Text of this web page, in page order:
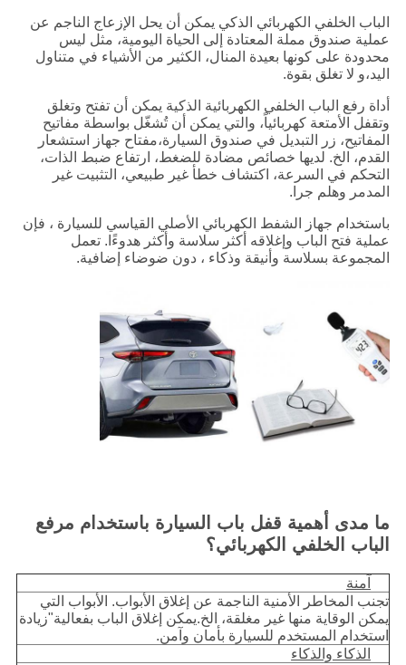
الباب الخلفي الكهربائي الذكي يمكن أن يحل الإزعاج الناجم عن
عملية صندوق مملة المعتادة إلى الحياة اليومية، مثل ليس
محدودة على كونها بعيدة المنال، الكثير من الأشياء في متناول
اليد،و لا تغلق بقوة.
أداة رفع الباب الخلفي الكهربائية الذكية يمكن أن تفتح وتغلق
وتقفل الأمتعة كهربائياً، والتي يمكن أن تُشغّل بواسطة مفاتيح
المفاتيح، زر التبديل في صندوق السيارة،مفتاح جهاز استشعار
القدم، الخ. لديها خصائص مضادة للضغط، ارتفاع ضبط الذات،
التحكم في السرعة، اكتشاف خطأ غير طبيعي، التثبيت غير
المدمر وهلم جرا.
باستخدام جهاز الشفط الكهربائي الأصلي القياسي للسيارة ، فإن
عملية فتح الباب وإغلاقه أكثر سلاسة وأكثر هدوءًا. تعمل
المجموعة بسلاسة وأنيقة وذكاء ، دون ضوضاء إضافية.
ما مدى أهمية قفل باب السيارة باستخدام مرفع
الباب الخلفي الكهربائي؟
آمنة
تجنب المخاطر الأمنية الناجمة عن إغلاق الأبواب. الأبواب التي
يمكن الوقاية منها غير مغلقة، الخ.يمكن إغلاق الباب بفعالية"زيادة
استخدام المستخدم للسيارة بأمان وآمن.
الذكاء والذكاء